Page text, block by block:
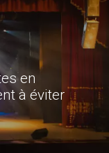
en
à éviter